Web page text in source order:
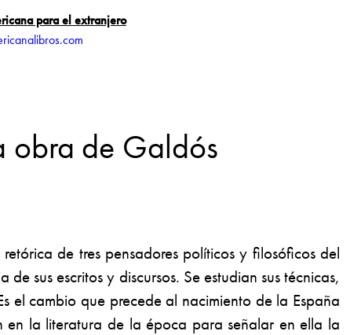
para el extranjero
obra de Galdós
de tres pensadores políticos y filosóficos del
sus escritos y discursos. Se estudian sus técnicas,
cambio que precede al nacimiento de la España
la literatura de la época para señalar en ella la